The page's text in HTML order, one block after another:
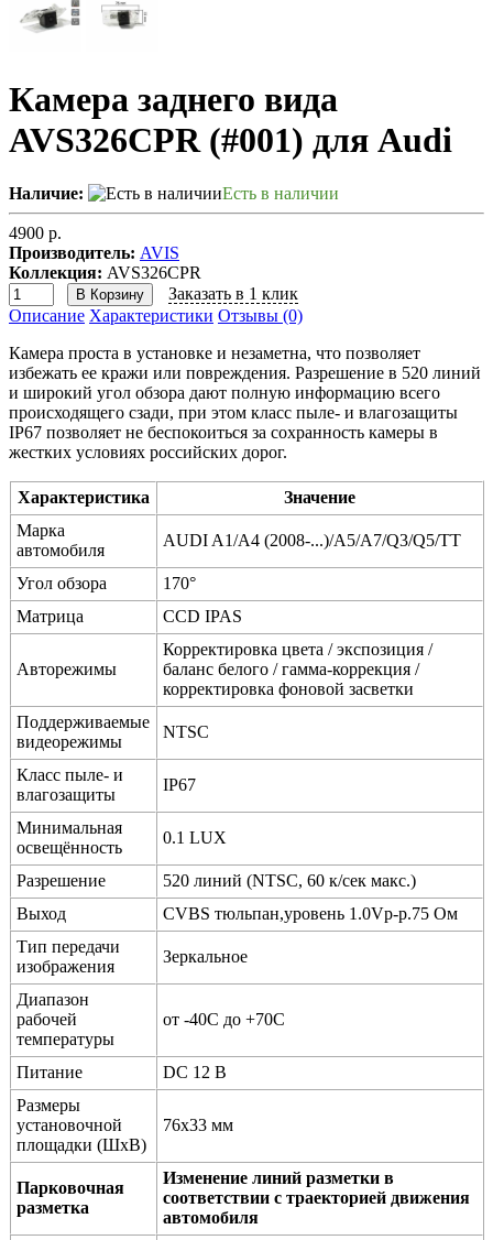
Камера заднего вида
AVS326CPR (#001) для Audi
Наличие: Есть в наличии
4900 р.
Производитель: AVIS
Коллекция: AVS326CPR
В Корзину
Заказать в 1 клик
Описание Характеристики Отзывы (0)
Камера проста в установке и незаметна, что позволяет
избежать ее кражи или повреждения. Разрешение в 520 линий
и широкий угол обзора дают полную информацию всего
происходящего сзади, при этом класс пыле- и влагозащиты
IP67 позволяет не беспокоиться за сохранность камеры в
жестких условиях российских дорог.
Характеристика
Значение
Марка
автомобиля
AUDI A1/A4 (2008-...)/A5/A7/Q3/Q5/TT
Угол обзора
170°
Матрица
CCD IPAS
Авторежимы
Корректировка цвета / экспозиция /
баланс белого / гамма-коррекция /
корректировка фоновой засветки
Поддерживаемые
видеорежимы
NTSC
Класс пыле- и
влагозащиты
IP67
Минимальная
освещённость
0.1 LUX
Разрешение
520 линий (NTSC, 60 к/сек макс.)
Выход
CVBS тюльпан,уровень 1.0Vp-p.75 Ом
Тип передачи
изображения
Зеркальное
Диапазон
рабочей
температуры
от -40C до +70C
Питание
DC 12 В
Размеры
установочной
площадки (ШхВ)
76х33 мм
Парковочная
разметка
Изменение линий разметки в
соответствии с траекторией движения
автомобиля